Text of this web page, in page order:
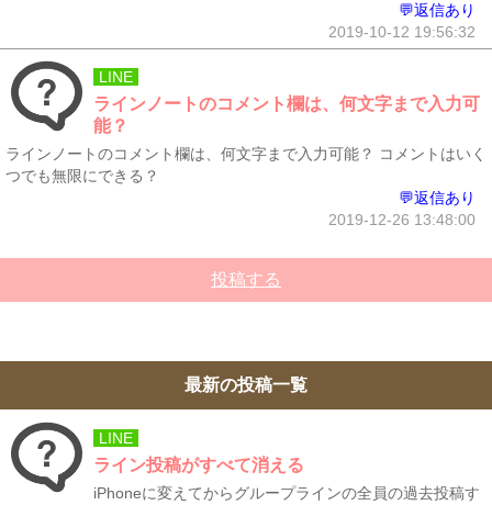
💬返信あり
2019-10-12 19:56:32
LINE
ラインノートのコメント欄は、何文字まで入力可
能？
ラインノートのコメント欄は、何文字まで入力可能？ コメントはいく
つでも無限にできる？
💬返信あり
2019-12-26 13:48:00
投稿する
最新の投稿一覧
LINE
ライン投稿がすべて消える
iPhoneに変えてからグループラインの全員の過去投稿す